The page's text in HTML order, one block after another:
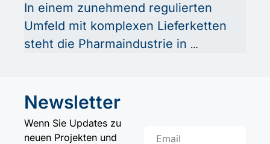
In einem zunehmend regulierten
Umfeld mit komplexen Lieferketten
steht die Pharmaindustrie in
Rückverfolgbarkeit, Authentizität
und betriebliche Effizienz. In
diesem Kontext erweisen sich
Newsletter
Wenn Sie Updates zu
neuen Projekten und